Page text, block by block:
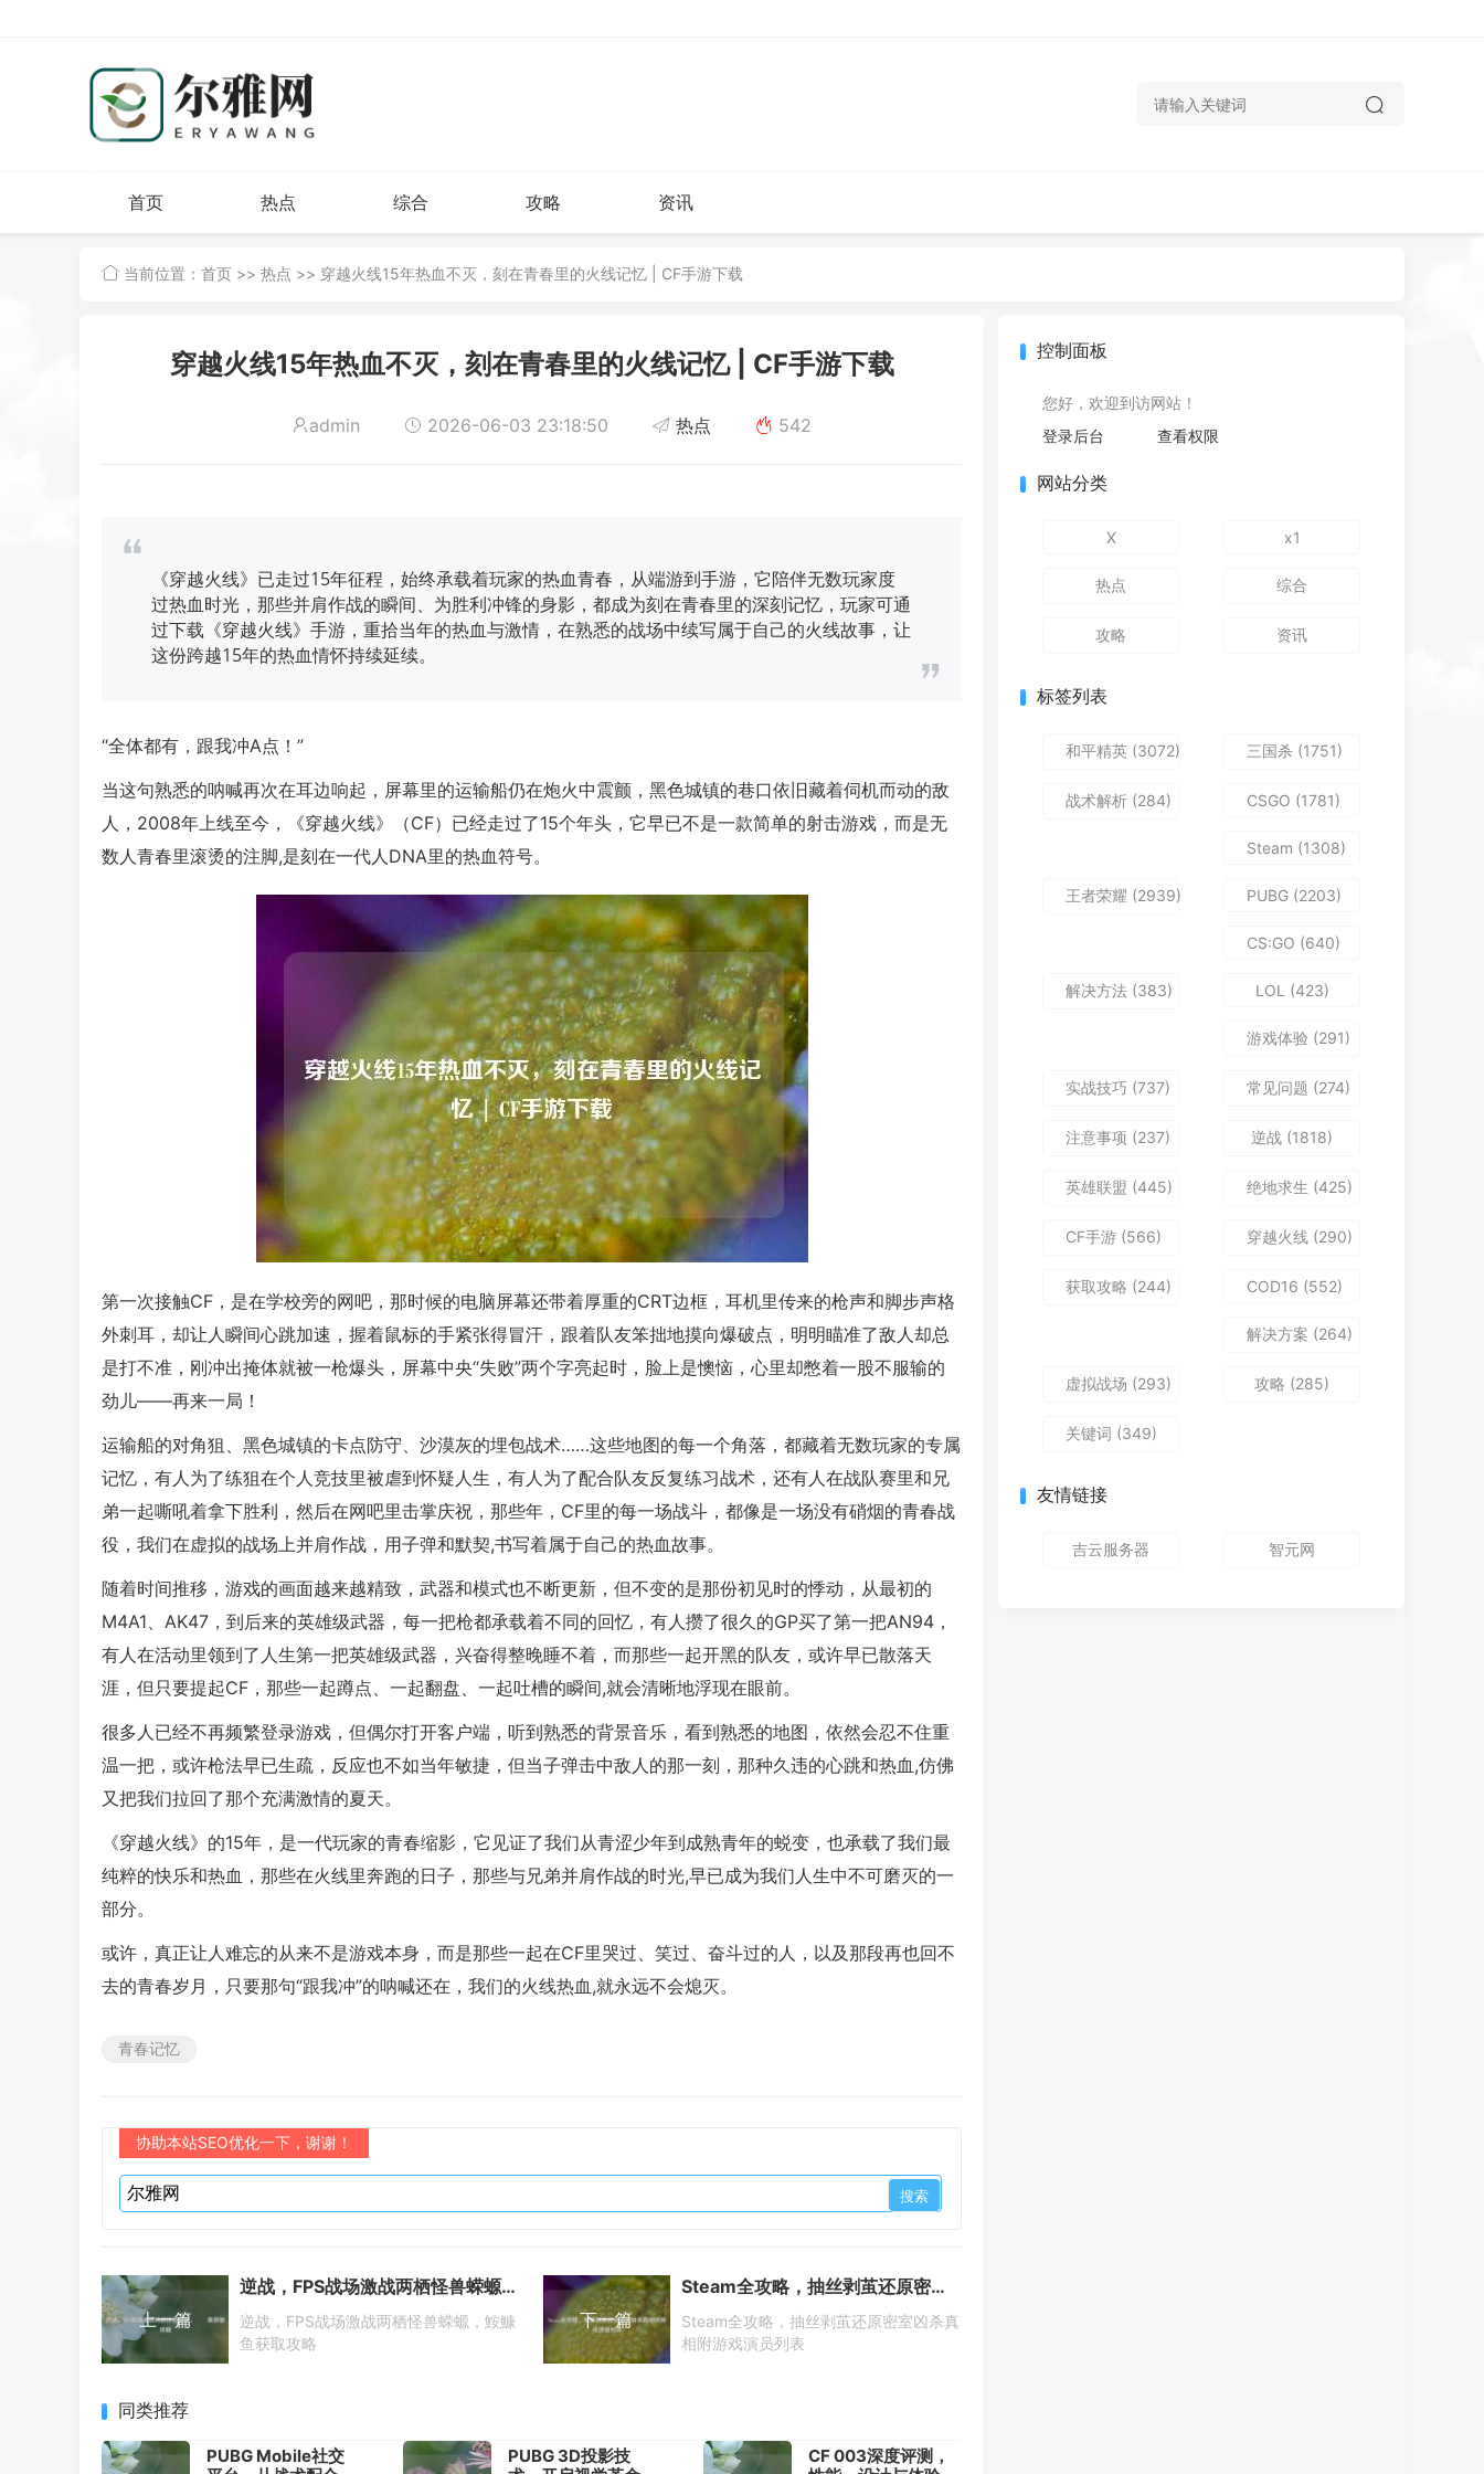
首页 热点 综合 攻略 资讯
当前位置： 首页 >> 热点 >> 穿越火线15年热血不灭，刻在青春里的火线记忆 | CF手游下载
穿越火线15年热血不灭，刻在青春里的火线记忆 | CF手游下载
admin 2026-06-03 23:18:50 热点 542
《穿越火线》已走过15年征程，始终承载着玩家的热血青春，从端游到手游，它陪伴无数玩家度
过热血时光，那些并肩作战的瞬间、为胜利冲锋的身影，都成为刻在青春里的深刻记忆，玩家可通
过下载《穿越火线》手游，重拾当年的热血与激情，在熟悉的战场中续写属于自己的火线故事，让
这份跨越15年的热血情怀持续延续。
“全体都有，跟我冲A点！”
当这句熟悉的呐喊再次在耳边响起，屏幕里的运输船仍在炮火中震颤，黑色城镇的巷口依旧藏着伺机而动的敌
人，2008年上线至今，《穿越火线》（CF）已经走过了15个年头，它早已不是一款简单的射击游戏，而是无
数人青春里滚烫的注脚,是刻在一代人DNA里的热血符号。
第一次接触CF，是在学校旁的网吧，那时候的电脑屏幕还带着厚重的CRT边框，耳机里传来的枪声和脚步声格
外刺耳，却让人瞬间心跳加速，握着鼠标的手紧张得冒汗，跟着队友笨拙地摸向爆破点，明明瞄准了敌人却总
是打不准，刚冲出掩体就被一枪爆头，屏幕中央“失败”两个字亮起时，脸上是懊恼，心里却憋着一股不服输的
劲儿——再来一局！
运输船的对角狙、黑色城镇的卡点防守、沙漠灰的埋包战术……这些地图的每一个角落，都藏着无数玩家的专属
记忆，有人为了练狙在个人竞技里被虐到怀疑人生，有人为了配合队友反复练习战术，还有人在战队赛里和兄
弟一起嘶吼着拿下胜利，然后在网吧里击掌庆祝，那些年，CF里的每一场战斗，都像是一场没有硝烟的青春战
役，我们在虚拟的战场上并肩作战，用子弹和默契,书写着属于自己的热血故事。
随着时间推移，游戏的画面越来越精致，武器和模式也不断更新，但不变的是那份初见时的悸动，从最初的
M4A1、AK47，到后来的英雄级武器，每一把枪都承载着不同的回忆，有人攒了很久的GP买了第一把AN94，
有人在活动里领到了人生第一把英雄级武器，兴奋得整晚睡不着，而那些一起开黑的队友，或许早已散落天
涯，但只要提起CF，那些一起蹲点、一起翻盘、一起吐槽的瞬间,就会清晰地浮现在眼前。
很多人已经不再频繁登录游戏，但偶尔打开客户端，听到熟悉的背景音乐，看到熟悉的地图，依然会忍不住重
温一把，或许枪法早已生疏，反应也不如当年敏捷，但当子弹击中敌人的那一刻，那种久违的心跳和热血,仿佛
又把我们拉回了那个充满激情的夏天。
《穿越火线》的15年，是一代玩家的青春缩影，它见证了我们从青涩少年到成熟青年的蜕变，也承载了我们最
纯粹的快乐和热血，那些在火线里奔跑的日子，那些与兄弟并肩作战的时光,早已成为我们人生中不可磨灭的一
部分。
或许，真正让人难忘的从来不是游戏本身，而是那些一起在CF里哭过、笑过、奋斗过的人，以及那段再也回不
去的青春岁月，只要那句“跟我冲”的呐喊还在，我们的火线热血,就永远不会熄灭。
青春记忆
协助本站SEO优化一下，谢谢！
上一篇
逆战，FPS战场激战两栖怪兽蝾螈，鮟鱇鱼获取攻略
逆战，FPS战场激战两栖怪兽蝾螈，鮟鱇
鱼获取攻略
下一篇
Steam全攻略，抽丝剥茧还原密室凶杀真相附游戏演员列表
Steam全攻略，抽丝剥茧还原密室凶杀真
相附游戏演员列表
同类推荐
PUBG Mobile社交
PUBG 3D投影技
CF 003深度评测，
控制面板
您好，欢迎到访网站！
登录后台
查看权限
网站分类
X x1
热点 综合
攻略 资讯
标签列表
和平精英 (3072) 三国杀 (1751)
战术解析 (284) CSGO (1781)
Steam (1308)
王者荣耀 (2939) PUBG (2203)
CS:GO (640)
解决方法 (383) LOL (423)
游戏体验 (291)
实战技巧 (737) 常见问题 (274)
注意事项 (237) 逆战 (1818)
英雄联盟 (445) 绝地求生 (425)
CF手游 (566) 穿越火线 (290)
获取攻略 (244) COD16 (552)
解决方案 (264)
虚拟战场 (293) 攻略 (285)
关键词 (349)
友情链接
吉云服务器 智元网